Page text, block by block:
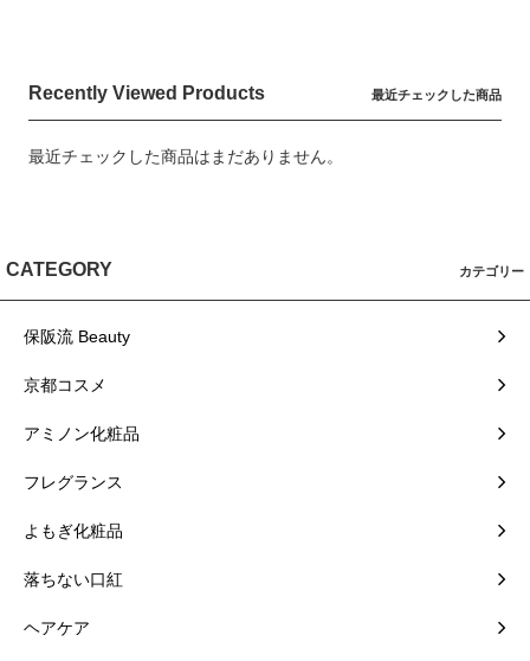
Recently Viewed Products 最近チェックした商品
最近チェックした商品はまだありません。
CATEGORY カテゴリー
保阪流 Beauty
京都コスメ
アミノン化粧品
フレグランス
よもぎ化粧品
落ちない口紅
ヘアケア